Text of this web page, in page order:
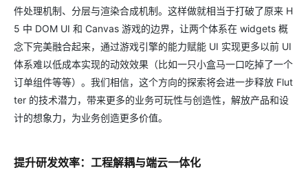
件处理机制、分层与渲染合成机制。这样做就相当于打破了原来 H
5 中 DOM UI 和 Canvas 游戏的边界，让两个体系在 widgets 概
念下完美融合起来，通过游戏引擎的能力赋能 UI 实现更多以前 UI
体系难以低成本实现的动效效果（比如一只小盒马一口吃掉了一个
订单组件等等）。我们相信，这个方向的探索将会进一步释放 Flut
ter 的技术潜力，带来更多的业务可玩性与创造性，解放产品和设
计的想象力，为业务创造更多价值。
提升研发效率：工程解耦与端云一体化